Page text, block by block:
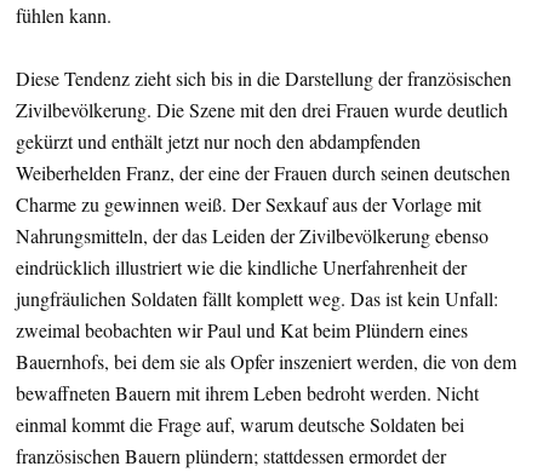
fühlen kann.
Diese Tendenz zieht sich bis in die Darstellung der französischen
Zivilbevölkerung. Die Szene mit den drei Frauen wurde deutlich
gekürzt und enthält jetzt nur noch den abdampfenden
Weiberhelden Franz, der eine der Frauen durch seinen deutschen
Charme zu gewinnen weiß. Der Sexkauf aus der Vorlage mit
Nahrungsmitteln, der das Leiden der Zivilbevölkerung ebenso
eindrücklich illustriert wie die kindliche Unerfahrenheit der
jungfräulichen Soldaten fällt komplett weg. Das ist kein Unfall:
zweimal beobachten wir Paul und Kat beim Plündern eines
Bauernhofs, bei dem sie als Opfer inszeniert werden, die von dem
bewaffneten Bauern mit ihrem Leben bedroht werden. Nicht
einmal kommt die Frage auf, warum deutsche Soldaten bei
französischen Bauern plündern; stattdessen ermordet der